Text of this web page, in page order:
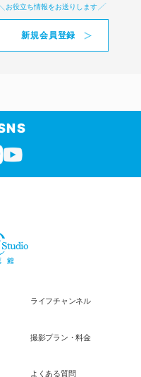
お役立ち情報をお送りします
新規会員登録
ライフチャンネル
撮影プラン・料金
よくある質問